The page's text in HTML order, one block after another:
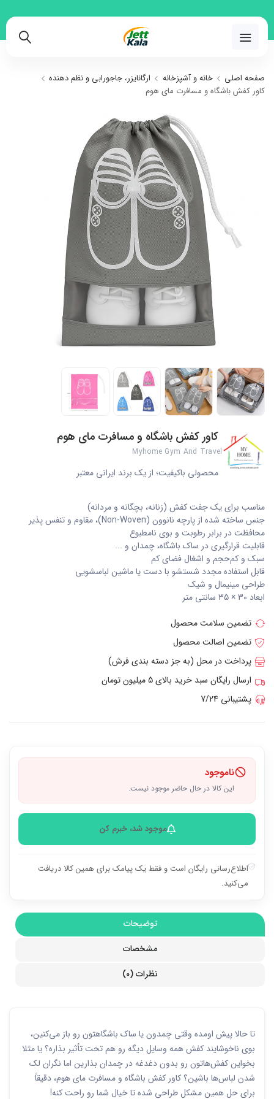
صفحه اصلی خانه و آشپزخانه
ارگانایزر، جاجورابی و نظم دهنده
کاور کفش باشگاه و مسافرت مای هوم
کاور کفش باشگاه و مسافرت مای هوم
Myhome Gym And Travel Shoe Cover
محصولی باکیفیت؛ از یک برند ایرانی معتبر
مناسب برای یک جفت کفش (زنانه، بچگانه و مردانه)
جنس ساخته شده از پارچه نانوون (Non-Woven)، مقاوم و تنفس پذیر
محافظت در برابر رطوبت و بوی نامطبوع
قابلیت قرارگیری در ساک باشگاه، چمدان و ...
سبک و کم‌حجم و اشغال فضای کم
قابل استفاده مجدد شستشو با دست یا ماشین لباسشویی
طراحی مینیمال و شیک
ابعاد 30 × 35 سانتی متر
تضمین سلامت محصول
تضمین اصالت محصول
پرداخت در محل (به جز دسته بندی فرش)
ارسال رایگان سبد خرید بالای 5 میلیون تومان
پشتیبانی 7/24
ناموجود
این کالا در حال حاضر موجود نیست.
موجود شد، خبرم کن
اطلاع‌رسانی رایگان است و فقط یک پیامک برای همین کالا دریافت
می‌کنید.
توضیحات
مشخصات
نظرات (0)
تا حالا پیش اومده وقتی چمدون یا ساک باشگاهتون رو باز می‌کنین،
بوی ناخوشایند کفش همه وسایل دیگه رو هم تحت تأثیر بذاره؟ یا مثلا
بخواین کفش‌هاتون رو بدون دغدغه در چمدان بذارین اما نگران لک
شدن لباس‌ها باشین؟ کاور کفش باشگاه و مسافرت مای هوم، دقیقاً
برای حل همین مشکل طراحی شده تا خیال شما رو راحت کنه!